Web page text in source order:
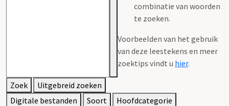
combinatie van woorden
te zoeken.
Voorbeelden van het gebruik
van deze leestekens en meer
zoektips vindt u hier.
Zoek
Uitgebreid zoeken
Digitale bestanden
Soort
Hoofdcategorie